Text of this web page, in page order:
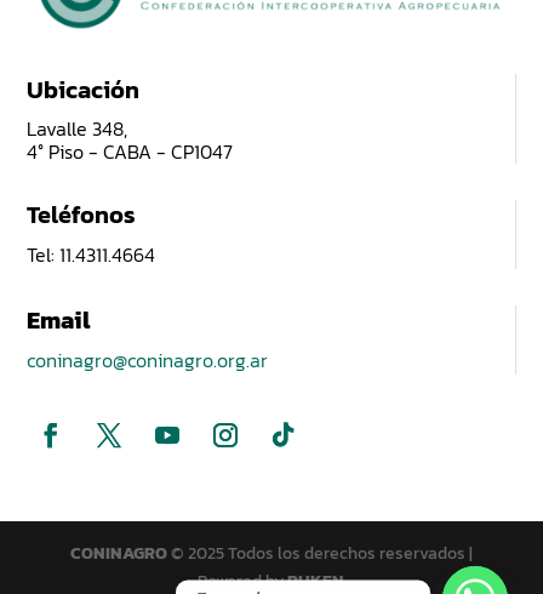
Ubicación
Lavalle 348,
4° Piso - CABA - CP1047
Teléfonos
Tel: 11.4311.4664
Email
coninagro@coninagro.org.ar
CONINAGRO© 2025 Todos los derechos reservados |
Powered byPUKEN